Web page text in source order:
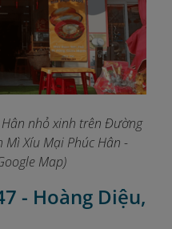
nhỏ xinh trên Đường
Mì Xíu Mại Phúc Hân -
ogle Map)
- Hoàng Diệu,